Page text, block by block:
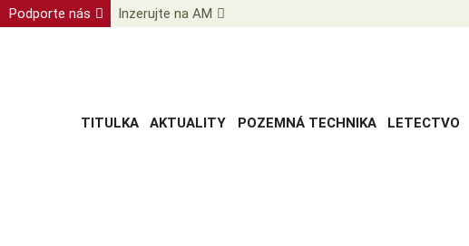
Podporte nás Inzerujte na AM
TITULKA AKTUALITY POZEMNÁ TECHNIKA LETECTVO